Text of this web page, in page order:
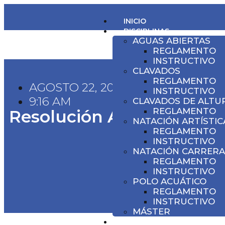
INICIO
DISCIPLINAS
AGUAS ABIERTAS
REGLAMENTO
INSTRUCTIVO
CLAVADOS
REGLAMENTO
INSTRUCTIVO
CLAVADOS DE
REGLAMENTO
NATACIÓN
REGLAMENTO
INSTRUCTIVO
NATACIÓN
REGLAMENTO
INSTRUCTIVO
POLO ACUÁTICO
REGLAMENTO
INSTRUCTIVO
MÁSTER
AGOSTO 22, 2024
9:16 AM
Resolución Aguas